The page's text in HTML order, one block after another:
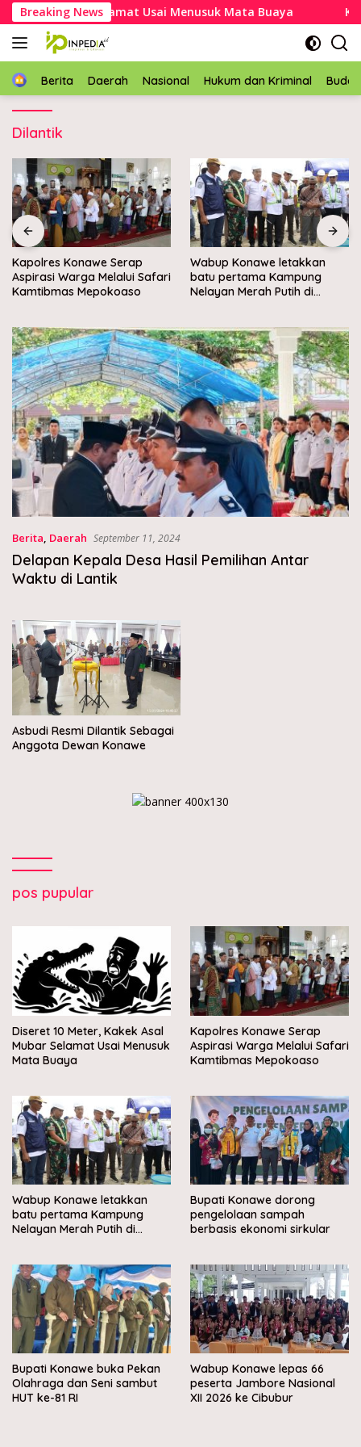
Langsung
ke
konten
Breaking News
Asal Mubar Selamat Usai Menusuk Mata Buaya
HomeBerita Daerah Nasional Hukum dan Kriminal
Dilantik
Kapolres Konawe Serap
Aspirasi Warga Melalui Safari
Kamtibmas Mepokoaso
Wabup Konawe letakkan
batu pertama Kampung
Nelayan Merah Putih di
Berita, Daerah September 11, 2024
Delapan Kepala Desa Hasil Pemilihan Antar
Waktu di Lantik
Asbudi Resmi Dilantik Sebagai
Anggota Dewan Konawe
pos pupular
Diseret 10 Meter, Kakek Asal
Mubar Selamat Usai Menusuk
Mata Buaya
Kapolres Konawe Serap
Aspirasi Warga Melalui Safari
Kamtibmas Mepokoaso
Wabup Konawe letakkan
batu pertama Kampung
Nelayan Merah Putih di
Bupati Konawe dorong
pengelolaan sampah
berbasis ekonomi sirkular
Bupati Konawe buka Pekan
Olahraga dan Seni sambut
HUT ke-81 RI
Wabup Konawe lepas 66
peserta Jambore Nasional
XII 2026 ke Cibubur